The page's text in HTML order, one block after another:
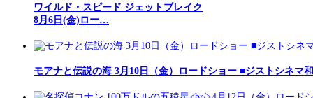
ワイルド・スピード ジェットブレイク
8月6日(金)ロー…
モアナと伝説の海 3月10日（金）ロードショー ■ジストシネマ